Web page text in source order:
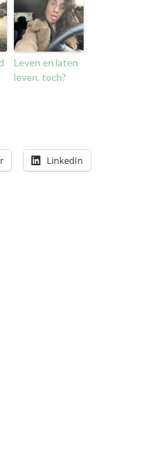
Leven en laten
leven, toch?
LinkedIn